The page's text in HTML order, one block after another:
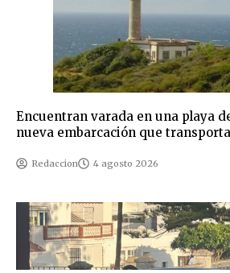
Encuentran varada en una playa
nueva embarcación que
Redaccion 4 agosto 2026